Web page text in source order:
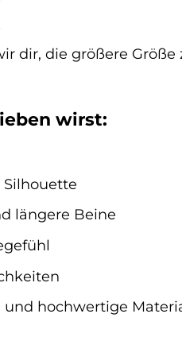
dir, die größere
wirst:
längere Beine
und hochwertige